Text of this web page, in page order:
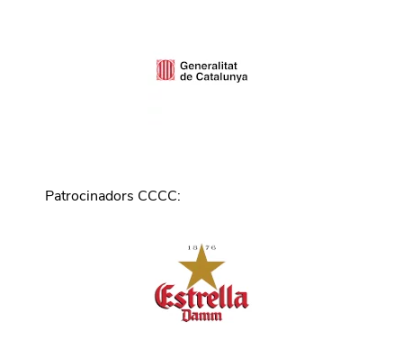
Patrocinadors CCCC: